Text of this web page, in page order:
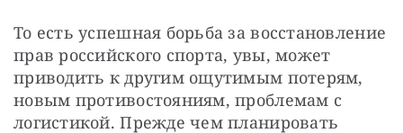
То есть успешная борьба за восстановление
прав российского спорта, увы, может
приводить к другим ощутимым потерям,
новым противостояниям, проблемам с
логистикой. Прежде чем планировать